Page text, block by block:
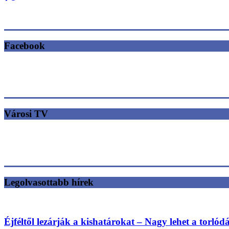
Facebook
Városi TV
Legolvasottabb hírek
Éjféltől lezárják a kishatárokat – Nagy lehet a